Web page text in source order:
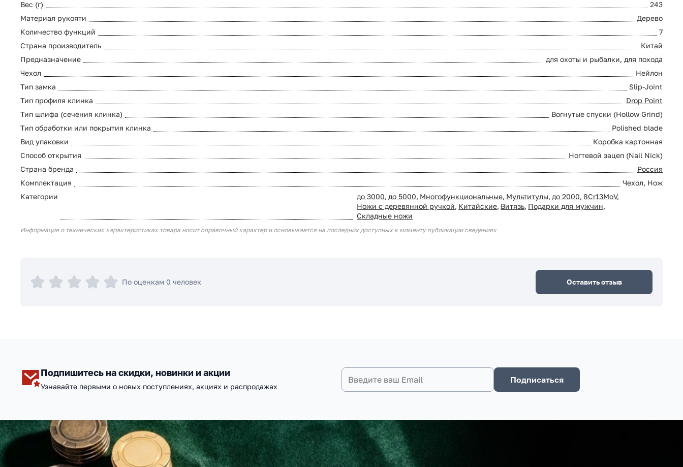
Вес (г)
243
Материал рукояти
Дерево
Количество функций
7
Страна производитель
Китай
Предназначение
для охоты и рыбалки, для похода
Чехол
Нейлон
Тип замка
Slip-Joint
Тип профиля клинка
Drop Point
Тип шлифа (сечения клинка)
Вогнутые спуски (Hollow Grind)
Тип обработки или покрытия клинка
Polished blade
Вид упаковки
Коробка картонная
Способ открытия
Ногтевой зацеп (Nail Nick)
Страна бренда
Россия
Комплектация
Чехол, Нож
Категории
до 3000, до 5000, Многофункциональные, Мультитулы, до 2000, 8Cr13MoV,
Ножи с деревянной ручкой, Китайские, Витязь, Подарки для мужчин,
Складные ножи
Информация о технических характеристиках товара носит справочный характер и основывается на последних доступных к моменту публикации сведениях
По оценкам 0 человек Оставить отзыв
Подпишитесь на скидки, новинки и акции
Узнавайте первыми о новых поступлениях, акциях и распродажах
Подписаться